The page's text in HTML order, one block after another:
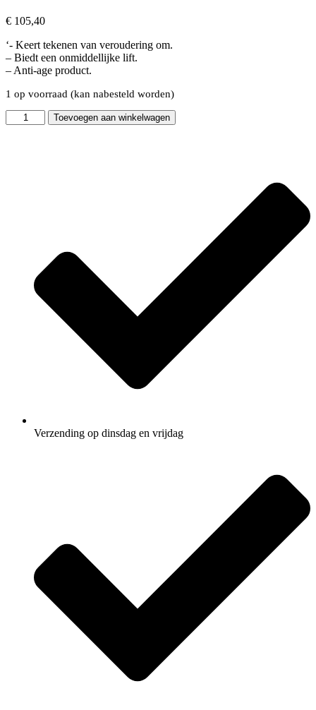
€ 105,40
‘- Keert tekenen van veroudering om.
– Biedt een onmiddellijke lift.
– Anti-age product.
1 op voorraad (kan nabesteld worden)
Youth
elixer
Toevoegen aan winkelwagen
Verzending op dinsdag en vrijdag